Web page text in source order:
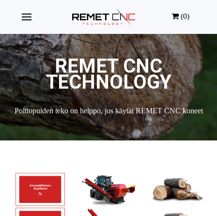
(0)
REMET CNC
TECHNOLOGY
Polttopuiden teko on helppo, jos käytät REMET CNC koneet